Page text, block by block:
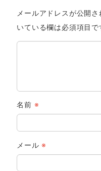
メールアドレスが公開さ
いている欄は必須項目で
名前 ※
メール※